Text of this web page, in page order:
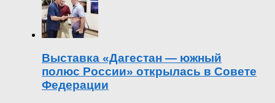
Выставка «Дагестан — южный
полюс России» открылась в Совете
Федерации